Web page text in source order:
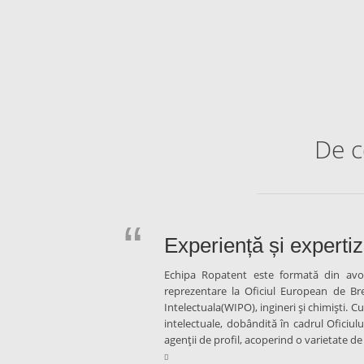
De
Experiență și
Echipa Ropatent este formată din
reprezentare la Oficiul European de
Intelectuala(WIPO), ingineri și chimişti.
intelectuale, dobândită în cadrul
agenții de profil, acoperind o varietate
Abordare
câștigat
Protejarea drepturilor derivate din
complexe și o birocrație pe măsură.
asigurați că totul este îndeplinit corect
dumneavoastră.
Acoperire
Echipa Ropatent, susținută de o
drepturile de proprietate
distribuirea geografică a serviciilor de
Ropatent. Noi vom fi cei care se vor
internațional.